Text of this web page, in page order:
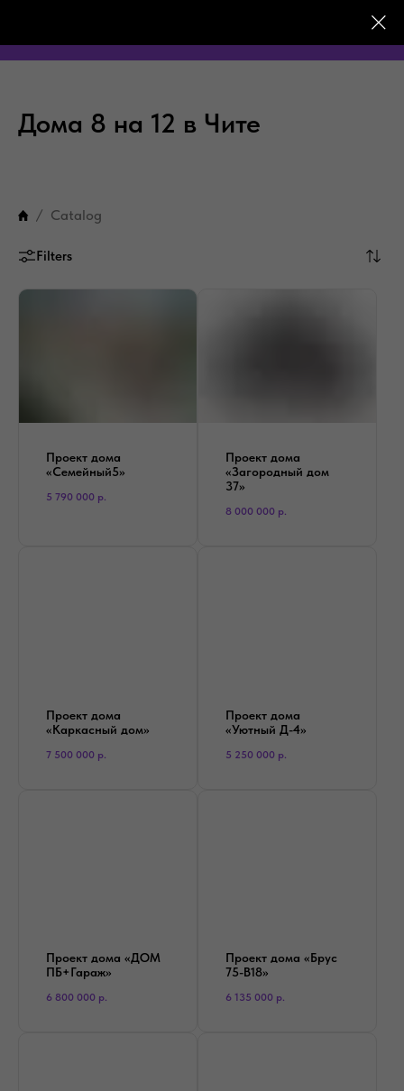
Дома 8 на 12 в Чите
Catalog
Filters
Проект дома
«Семейный5»
5 790 000 р.
Проект дома
«Загородный дом
37»
8 000 000 р.
Проект дома
«Каркасный дом»
7 500 000 р.
Проект дома
«Уютный Д-4»
5 250 000 р.
Проект дома «ДОМ
ПБ+Гараж»
6 800 000 р.
Проект дома «Брус
75-В18»
6 135 000 р.